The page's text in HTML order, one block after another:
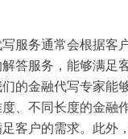
写服务通常会根据客
答服务，能够满足
的金融代写专家能
、不同长度的金融
客户的需求。此外